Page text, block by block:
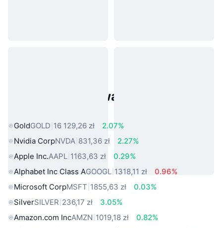
Popularne aktywa ze świata
GoldGOLD 16 129,26 zł
2.07%
Nvidia CorpNVDA 831,36 zł
2.27%
Apple Inc.AAPL 1163,63 zł
0.29%
Alphabet Inc Class AGOOGL 1318,11 zł
0.96%
Microsoft CorpMSFT 1855,63 zł
0.03%
SilverSILVER 236,17 zł
3.05%
Amazon.com IncAMZN 1019,18 zł
0.82%